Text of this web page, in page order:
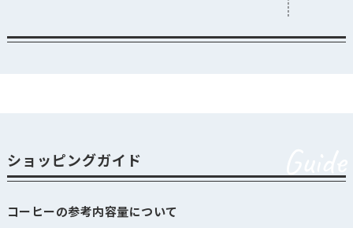
ショッピングガイド
コーヒーの参考内容量について